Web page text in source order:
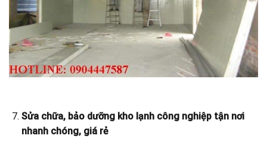
Sửa chữa, bảo dưỡng kho lạnh công nghiệp tận nơi
nhanh chóng, giá rẻ